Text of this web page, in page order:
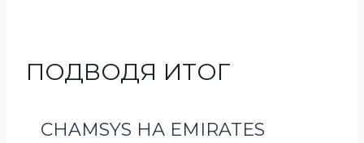
ПОДВОДЯ ИТОГ
CHAMSYS НА EMIRATES